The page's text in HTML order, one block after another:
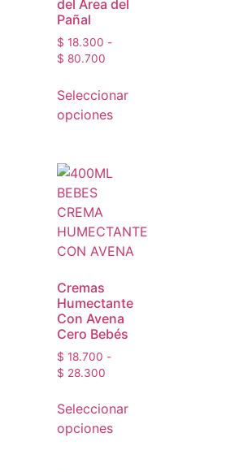
del Área del
Pañal
$ 18.300 -
$ 80.700
Seleccionar
opciones
Cremas
Humectante
Con Avena
Cero Bebés
$ 18.700 -
$ 28.300
Seleccionar
opciones